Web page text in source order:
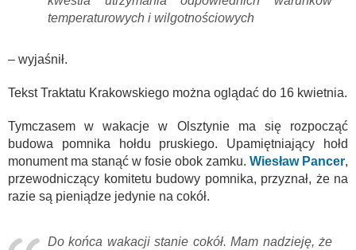
temperaturowych i wilgotnościowych
– wyjaśnił.
Tekst Traktatu Krakowskiego można oglądać do 16 kwietnia.
Tymczasem w wakacje w Olsztynie ma się rozpocząć
budowa pomnika hołdu pruskiego. Upamiętniający hołd
monument ma stanąć w fosie obok zamku. Wiesław Pancer,
przewodniczący komitetu budowy pomnika, przyznał, że na
razie są pieniądze jedynie na cokół.
Do końca wakacji stanie cokół. Mam nadzieję, że